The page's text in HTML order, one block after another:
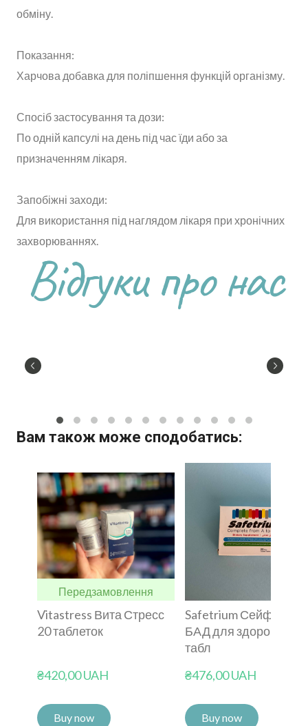
обміну.
Показання:
Харчова добавка для поліпшення функцій організму.
Спосіб застосування та дози:
По одній капсулі на день під час їди або за
призначенням лікаря.
Запобіжні заходи:
Для використання під наглядом лікаря при хронічних
захворюваннях.
Відгуки про нас
Вам також може сподобатись:
Передзамовлення
Vitastress Вита Стресс
20 таблеток
₴420,00 UAH
Buy now
Safetrium Сейфтриум
БАД для здоров'я 30
табл
₴476,00 UAH
Buy now